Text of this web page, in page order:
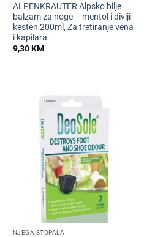
ALPENKRAUTER Alpsko bilje
balzam za noge – mentol i divlji
kesten 200ml, Za tretiranje vena
i kapilara
9,30KM
NJEGA STOPALA